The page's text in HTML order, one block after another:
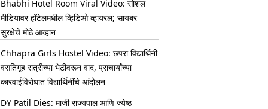
Bhabhi Hotel Room Viral Video: सोशल
मीडियावर हॉटेलमधील व्हिडिओ व्हायरल; सायबर
सुरक्षेचे मोठे आव्हान
Chhapra Girls Hostel Video: छपरा विद्यार्थिनी
वसतिगृह रात्रीच्या भेटीवरून वाद, प्राचार्यांच्या
कारवाईविरोधात विद्यार्थिनींचे आंदोलन
DY Patil Dies: माजी राज्यपाल आणि ज्येष्ठ